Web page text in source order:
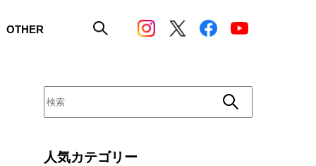
OTHER
人気カテゴリー